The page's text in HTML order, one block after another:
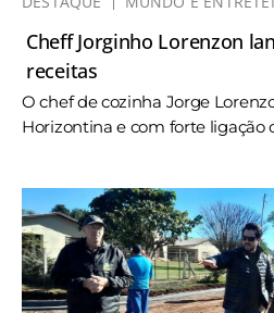
Cheff Jorginho Lorenzon
receitas
O chef de cozinha Jorge
Horizontina e com forte ligação